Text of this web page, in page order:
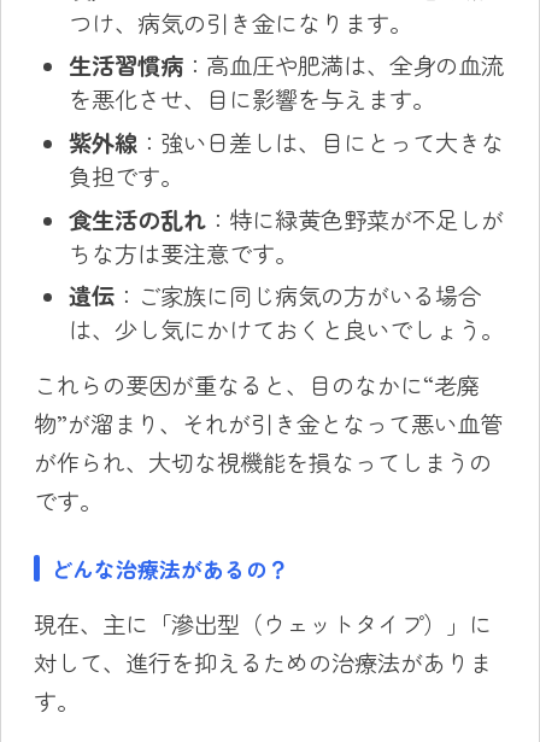
つけ、病気の引き金になります。
生活習慣病：高血圧や肥満は、全身の血流
を悪化させ、目に影響を与えます。
紫外線：強い日差しは、目にとって大きな
負担です。
食生活の乱れ：特に緑黄色野菜が不足しが
ちな方は要注意です。
遺伝：ご家族に同じ病気の方がいる場合
は、少し気にかけておくと良いでしょう。
これらの要因が重なると、目のなかに“老廃
物”が溜まり、それが引き金となって悪い血管
が作られ、大切な視機能を損なってしまうの
です。
どんな治療法があるの？
現在、主に「滲出型（ウェットタイプ）」に
対して、進行を抑えるための治療法がありま
す。